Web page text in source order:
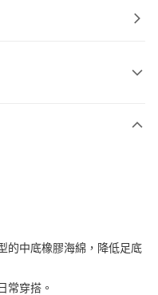
的中底橡膠海綿，降低足底
常穿搭。